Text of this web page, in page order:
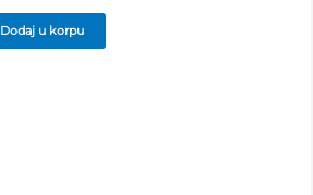
Dodaj u korpu